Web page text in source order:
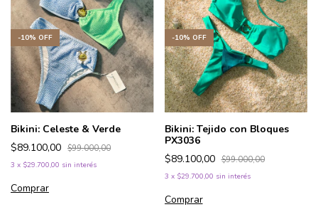
-10% OFF
Bikini: Celeste & Verde
$89.100,00 $99.000,00
3 x $29.700,00 sin interés
Comprar
-10% OFF
Bikini: Tejido con Bloques
PX3036
$89.100,00 $99.000,00
3 x $29.700,00 sin interés
Comprar